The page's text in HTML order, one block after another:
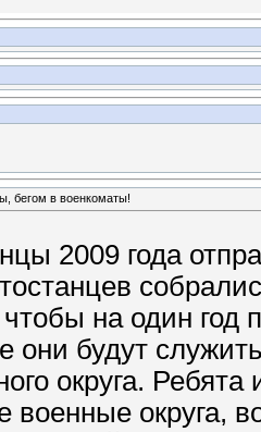
бегом в военкоматы!
2009 года
чтобы на один год
они будут
округа.
военные округа,